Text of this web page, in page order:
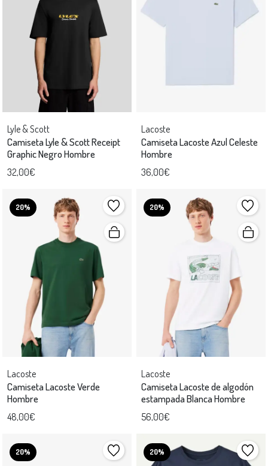
Lyle & Scott
Camiseta Lyle & Scott Receipt
Graphic Negro Hombre
32,00€
Lacoste
Camiseta Lacoste Azul Celeste
Hombre
36,00€
20%
Lacoste
Camiseta Lacoste Verde
Hombre
48,00€
20%
Lacoste
Camiseta Lacoste de algodón
estampada Blanca Hombre
56,00€
20% 20%